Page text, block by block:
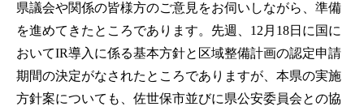
県議会や関係の皆様方のご意見をお伺いしながら、準備
を進めてきたところであります。先週、12月18日に国に
おいてIR導入に係る基本方針と区域整備計画の認定申請
期間の決定がなされたところでありますが、本県の実施
方針案についても、佐世保市並びに県公安委員会との協